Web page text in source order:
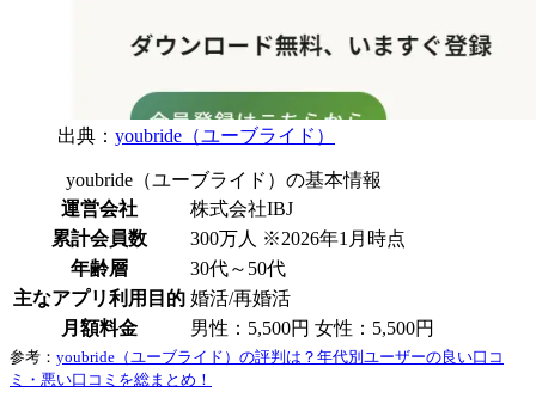
出典： youbride（ユーブライド）
youbride（ユーブライド）の基本情報
運営会社
株式会社IBJ
累計会員数
300万人 ※2026年1月時点
年齢層
30代～50代
主なアプリ利用目的 婚活/再婚活
月額料金
男性：5,500円 女性：5,500円
参考： youbride（ユーブライド）の評判は？年代別ユーザーの良い口コ
ミ・悪い口コミを総まとめ！